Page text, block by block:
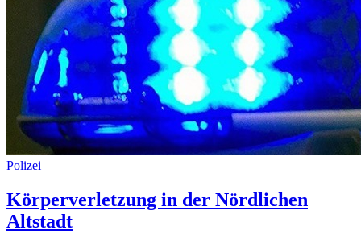
Polizei
Körperverletzung in der Nördlichen
Altstadt